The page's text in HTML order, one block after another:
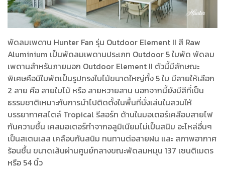
พัดลมเพดาน Hunter Fan รุ่น Outdoor Element II สี Raw
Aluminium เป็นพัดลมเพดานประเภท Outdoor 5 ใบพัด พัดลม
เพดานสำหรับภายนอก Outdoor Element II ตัวนี้มีลักษณะ
พิเศษคือมีใบพัดเป็นรูปทรงใบไม้ขนาดใหญ่ทั้ง 5 ใบ มีลายให้เลือก
2 ลาย คือ ลายใบไม้ หรือ ลายหวายสาน นอกจากนี้ยังมีสีที่เป็น
ธรรมชาติเหมาะกับการนำไปติดตั้งในพื้นที่นั่งเล่นในสวนให้
บรรยากาศสไตล์ Tropical รีสอร์ท ด้านในมอเตอร์เคลือบสายไฟ
กันความชื้น เคสมอเตอร์ทำจากอลูมิเนียมไม่เป็นสนิม อะไหล่อื่นๆ
เป็นสเตนเลส เคลือบกันสนิม ทนทานต่อสายฝน และ สภาพอากาศ
ร้อนชื้น ขนาดเส้นผ่านศูนย์กลางขณะพัดลมหมุน 137 เซนติเมตร
หรือ 54 นิ้ว